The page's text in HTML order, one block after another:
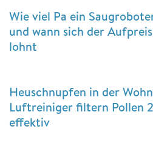
Wie viel Pa ein
und wann sich der
lohnt
Heuschnupfen in der
Luftreiniger filtern Pollen
effektiv